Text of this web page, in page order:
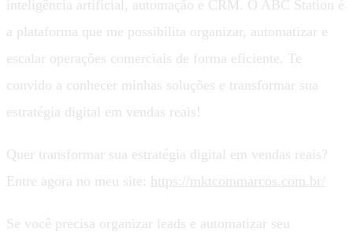
inteligência artificial, automação e CRM. O ABC Station é
a plataforma que me possibilita organizar, automatizar e
escalar operações comerciais de forma eficiente. Te
convido a conhecer minhas soluções e transformar sua
estratégia digital em vendas reais!
Quer transformar sua estratégia digital em vendas reais?
Entre agora no meu site: https://mktcommarcos.com.br/
Se você precisa organizar leads e automatizar seu